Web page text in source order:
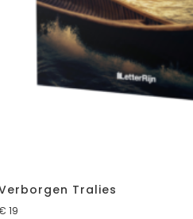
Tralies
19